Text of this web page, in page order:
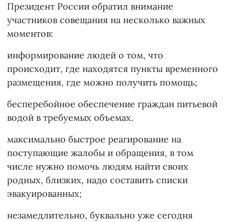
Президент России обратил внимание
участников совещания на несколько важных
моментов:
информирование людей о том, что
происходит, где находятся пункты временного
размещения, где можно получить помощь;
бесперебойное обеспечение граждан питьевой
водой в требуемых объемах.
максимально быстрое реагирование на
поступающие жалобы и обращения, в том
числе нужно помочь людям найти своих
родных, близких, надо составить списки
эвакуированных;
незамедлительно, буквально уже сегодня